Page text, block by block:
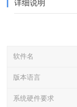
详细说明
软件名
版本语言
系统硬件要求